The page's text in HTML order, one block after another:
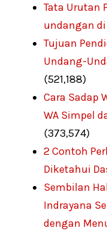
Tata Urutan
undangan
Tujuan
Undang-
(521,188)
Cara Sadap
WA Simpel
(373,574)
2 Contoh
Diketahui
Sembilan
Indrayana
dengan